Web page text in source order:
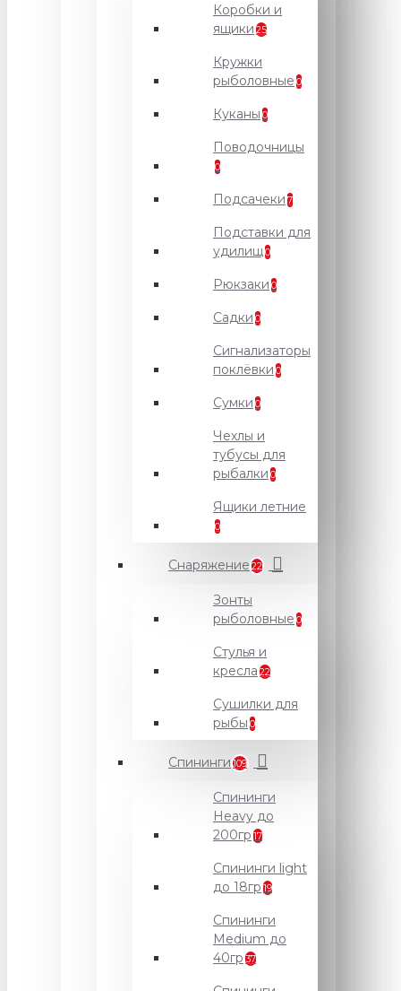
Коробки и
ящики 25
Кружки
рыболовные 0
Куканы 0
Поводочницы
0
Подсачеки 7
Подставки для
удилищ0
Рюкзаки 0
Садки 0
Сигнализаторы
поклёвки 0
Сумки 0
Чехлы и
тубусы для
рыбалки 0
Ящики летние
0
Снаряжение 22
Зонты
рыболовные 0
Стулья и
кресла 22
Сушилки для
рыбы 0
Спининги 109
Спининги
Heavy до
200гр 17
Спининги light
до 18гр 19
Спининги
Medium до
40гр 37